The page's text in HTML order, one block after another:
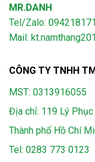
MR.DANH
Tel/Zalo:
Mail:
CÔNG TY TNHH
MST: 0313916055
Địa chỉ: 119 Lý Phục
Thành phố Hồ Chí
Tel: 0283 773 0123